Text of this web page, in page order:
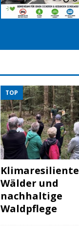
TOP
Klimaresiliente
Wälder und
nachhaltige
Waldpflege